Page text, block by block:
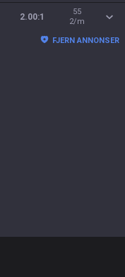
2.00:1
55
2/m
FJERN ANNONSER